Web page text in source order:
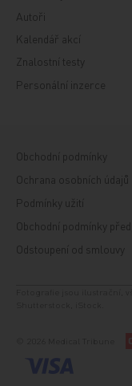
Autoři
Kalendář akcí
Znalostní testy
Personální inzerce
Obchodní podmínky
Ochrana osobních údajů
Podmínky užití
Obchodní podmínky
Odstoupení od smlouvy